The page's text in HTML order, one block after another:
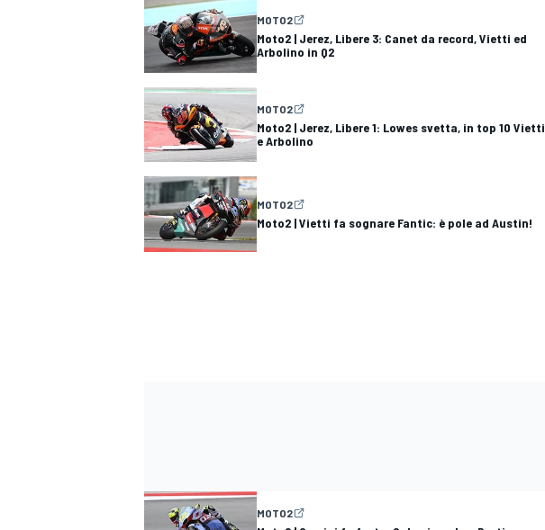
RALLY
MOTO2
Moto2 | Jerez, Libere 3: Canet da record, Vietti ed
Arbolino in Q2
MOTO2
Moto2 | Jerez, Libere 1: Lowes svetta, in top 10 Vietti
e Arbolino
MOTO2
Moto2 | Vietti fa sognare Fantic: è pole ad Austin!
MOTO2